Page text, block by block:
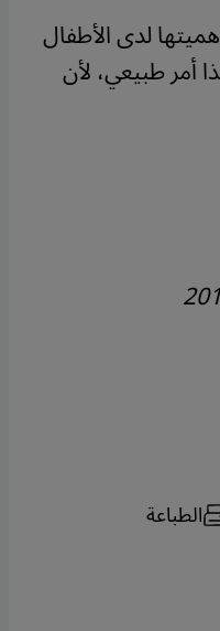
لدى الأطفال
أمر طبيعي، لأن
الطباعة